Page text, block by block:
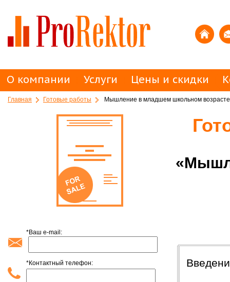
О компании Услуги Цены и скидки
Главная Готовые работы Мышление в младшем школьном возрасте
*Ваш e-mail:
*Контактный телефон: